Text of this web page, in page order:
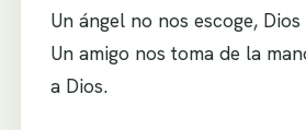
Un ángel no nos escoge,
Un amigo nos toma de la
a Dios.